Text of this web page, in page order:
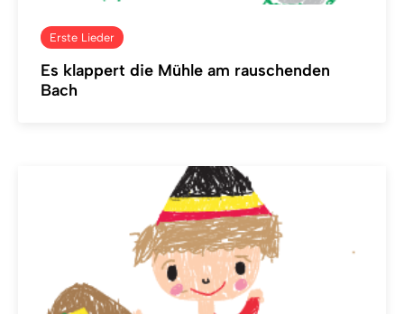
Erste Lieder
Es klappert die Mühle am rauschenden
Bach